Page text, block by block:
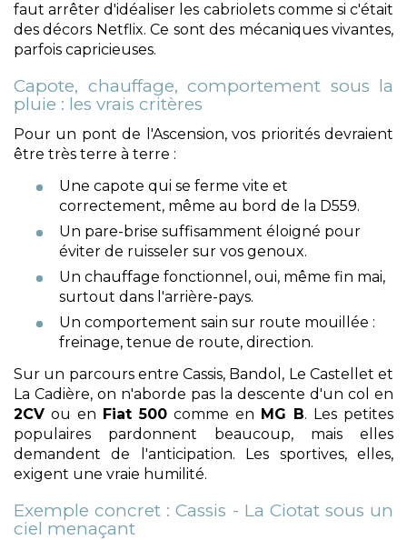
faut arrêter d'idéaliser les cabriolets comme si c'était
des décors Netflix. Ce sont des mécaniques vivantes,
parfois capricieuses.
Capote, chauffage, comportement sous la
pluie : les vrais critères
Pour un pont de l'Ascension, vos priorités devraient
être très terre à terre :
Une capote qui se ferme vite et
correctement, même au bord de la D559.
Un pare-brise suffisamment éloigné pour
éviter de ruisseler sur vos genoux.
Un chauffage fonctionnel, oui, même fin mai,
surtout dans l'arrière-pays.
Un comportement sain sur route mouillée :
freinage, tenue de route, direction.
Sur un parcours entre Cassis, Bandol, Le Castellet et
La Cadière, on n'aborde pas la descente d'un col en
2CV ou en Fiat 500 comme en MG B. Les petites
populaires pardonnent beaucoup, mais elles
demandent de l'anticipation. Les sportives, elles,
exigent une vraie humilité.
Exemple concret : Cassis - La Ciotat sous un
ciel menaçant